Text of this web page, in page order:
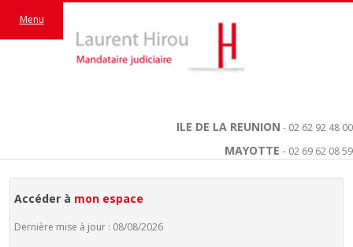
ILE DE LA REUNION - 02 62 92 48 00
MAYOTTE - 02 69 62 08 59
Menu
Accéder à mon espace
Dernière mise à jour : 08/08/2026